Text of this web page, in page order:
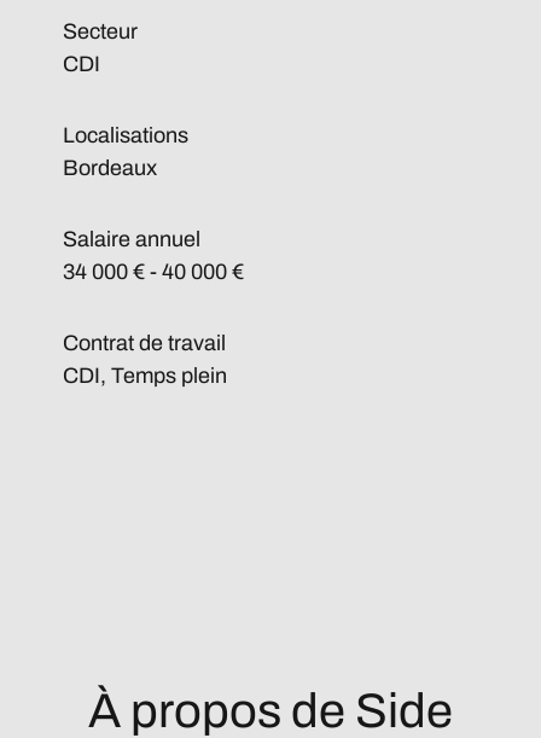
Secteur
CDI
Localisations
Bordeaux
Salaire annuel
34 000 € - 40 000 €
Contrat de travail
CDI, Temps plein
À propos de Side